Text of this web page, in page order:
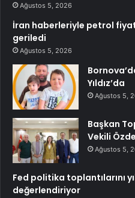
Ağustos 5, 2026
İran haberleriyle petrol
geriledi
Ağustos 5, 2026
Yıldız’da
Ağustos 5,
Başkan
Vekili
Ağustos 5,
Fed politika toplantılarını
değerlendiriyor